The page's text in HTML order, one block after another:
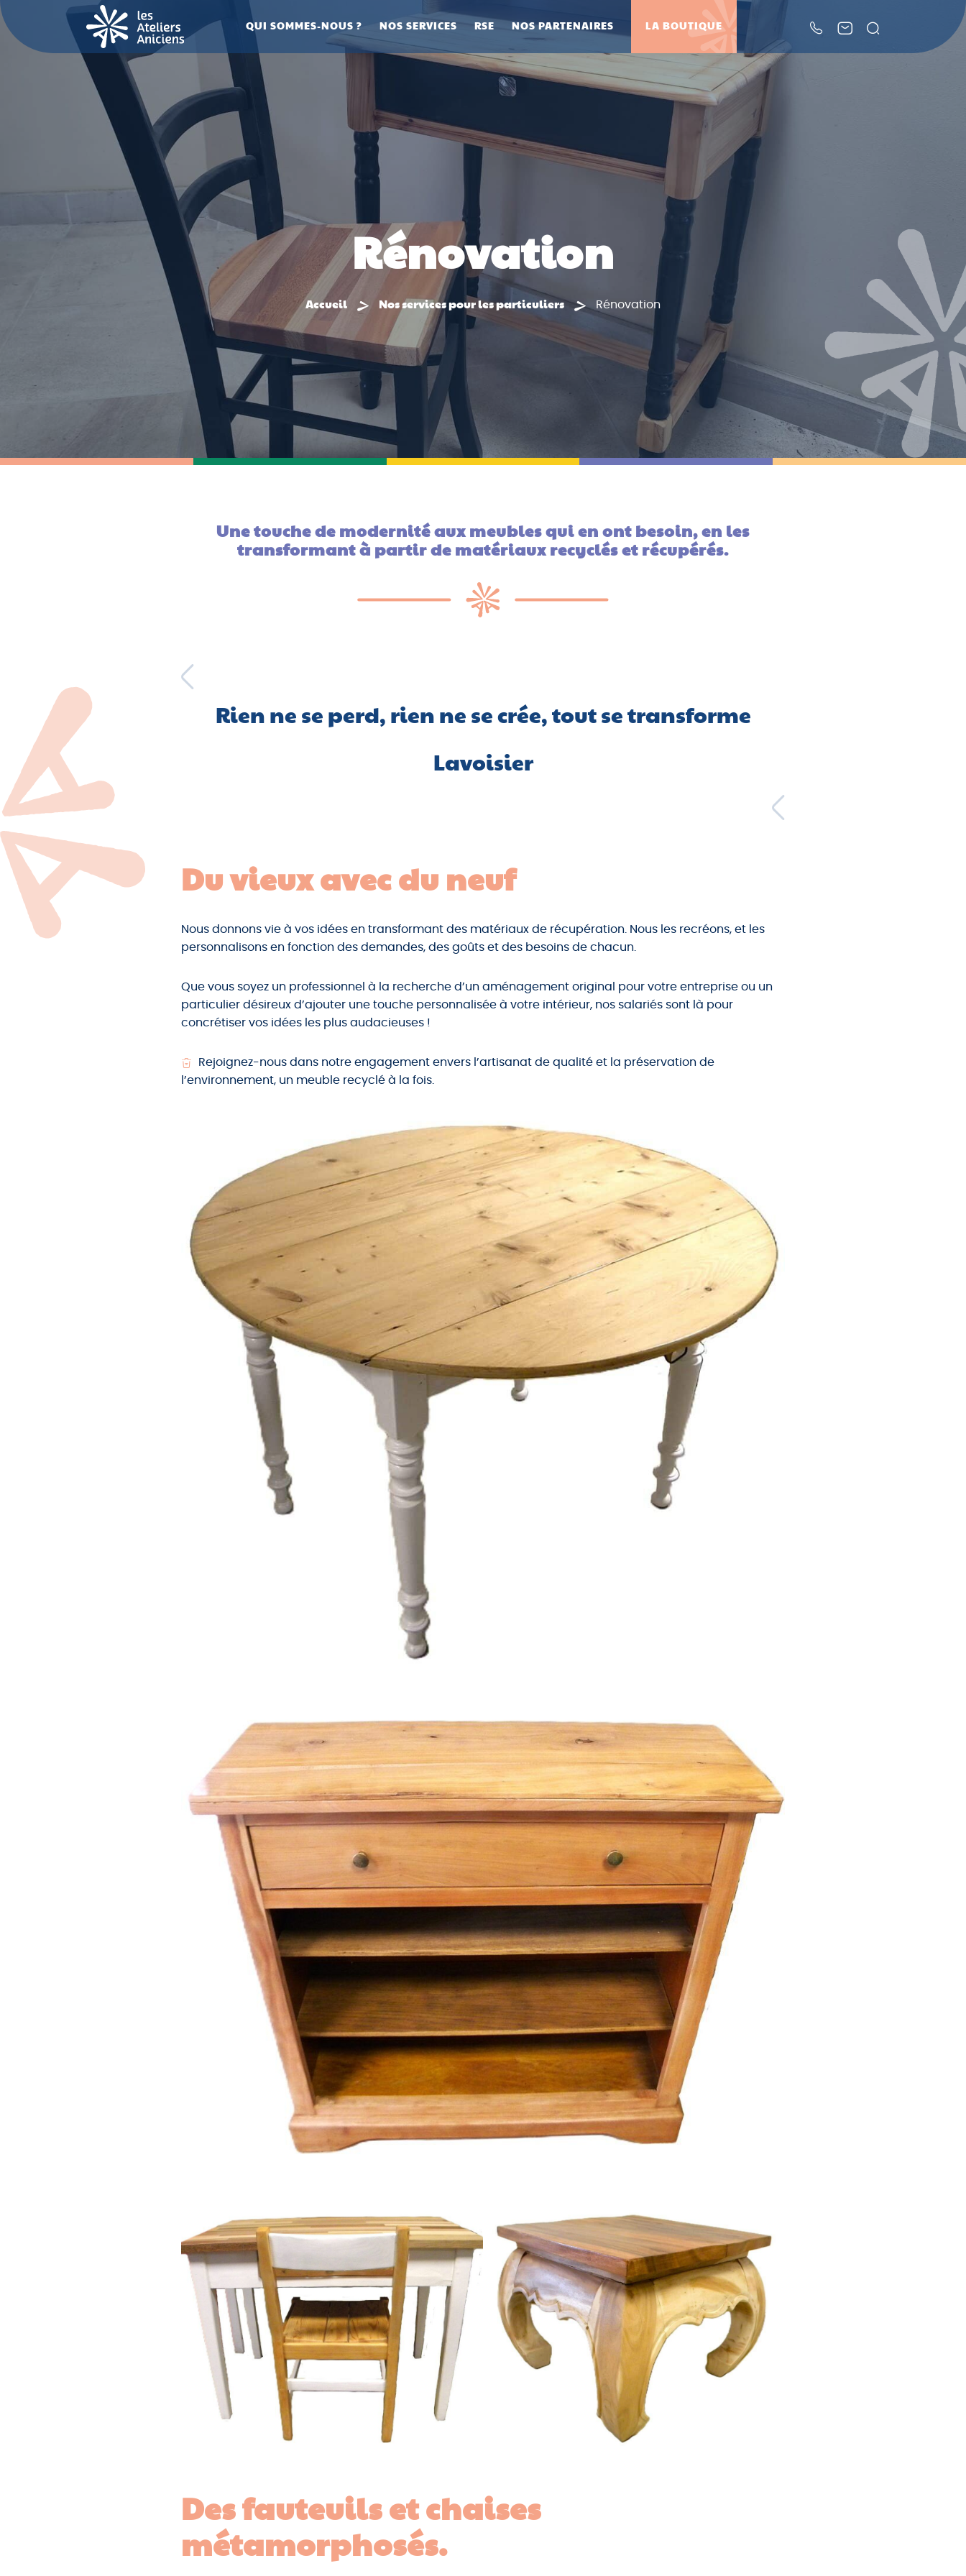
QUI SOMMES-NOUS ? NOS SERVICES RSE NOS PARTENAIRES LA BOUTIQUE Rechercher
Rénovation
Accueil Nos services pour les particuliers Rénovation
Une touche de modernité aux meubles qui en ont besoin, en les
transformant à partir de matériaux recyclés et récupérés.
Rien ne se perd, rien ne se crée, tout se transforme
Lavoisier
Duvieux avec du neuf
Nous donnons vie à vos idées en transformant des matériaux de récupération. Nous les recréons, et les
personnalisons en fonction des demandes, des goûts et des besoins de chacun.
Que vous soyez un professionnel à la recherche d’un aménagement original pour votre entreprise ou un
particulier désireux d’ajouter une touche personnalisée à votre intérieur, nos salariés sont là pour
concrétiser vos idées les plus audacieuses !
Rejoignez-nous dans notre engagement envers l’artisanat de qualité et la préservation de
l’environnement, un meuble recyclé à la fois.
Des fauteuils et chaises
métamorphosés.